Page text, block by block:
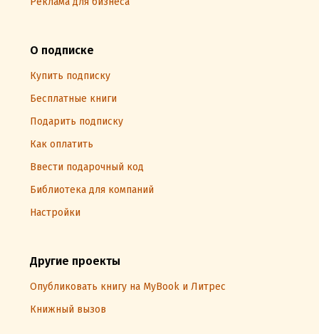
О подписке
Купить подписку
Бесплатные книги
Подарить подписку
Как оплатить
Ввести подарочный код
Библиотека для компаний
Настройки
Другие проекты
Опубликовать книгу на MyBook и Литрес
Книжный вызов